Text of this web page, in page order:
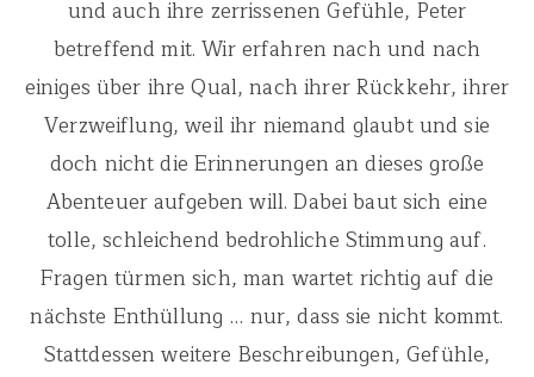
und auch ihre zerrissenen Gefühle, Peter
betreffend mit. Wir erfahren nach und nach
einiges über ihre Qual, nach ihrer Rückkehr, ihrer
Verzweiflung, weil ihr niemand glaubt und sie
doch nicht die Erinnerungen an dieses große
Abenteuer aufgeben will. Dabei baut sich eine
tolle, schleichend bedrohliche Stimmung auf.
Fragen türmen sich, man wartet richtig auf die
nächste Enthüllung … nur, dass sie nicht kommt.
Stattdessen weitere Beschreibungen, Gefühle,